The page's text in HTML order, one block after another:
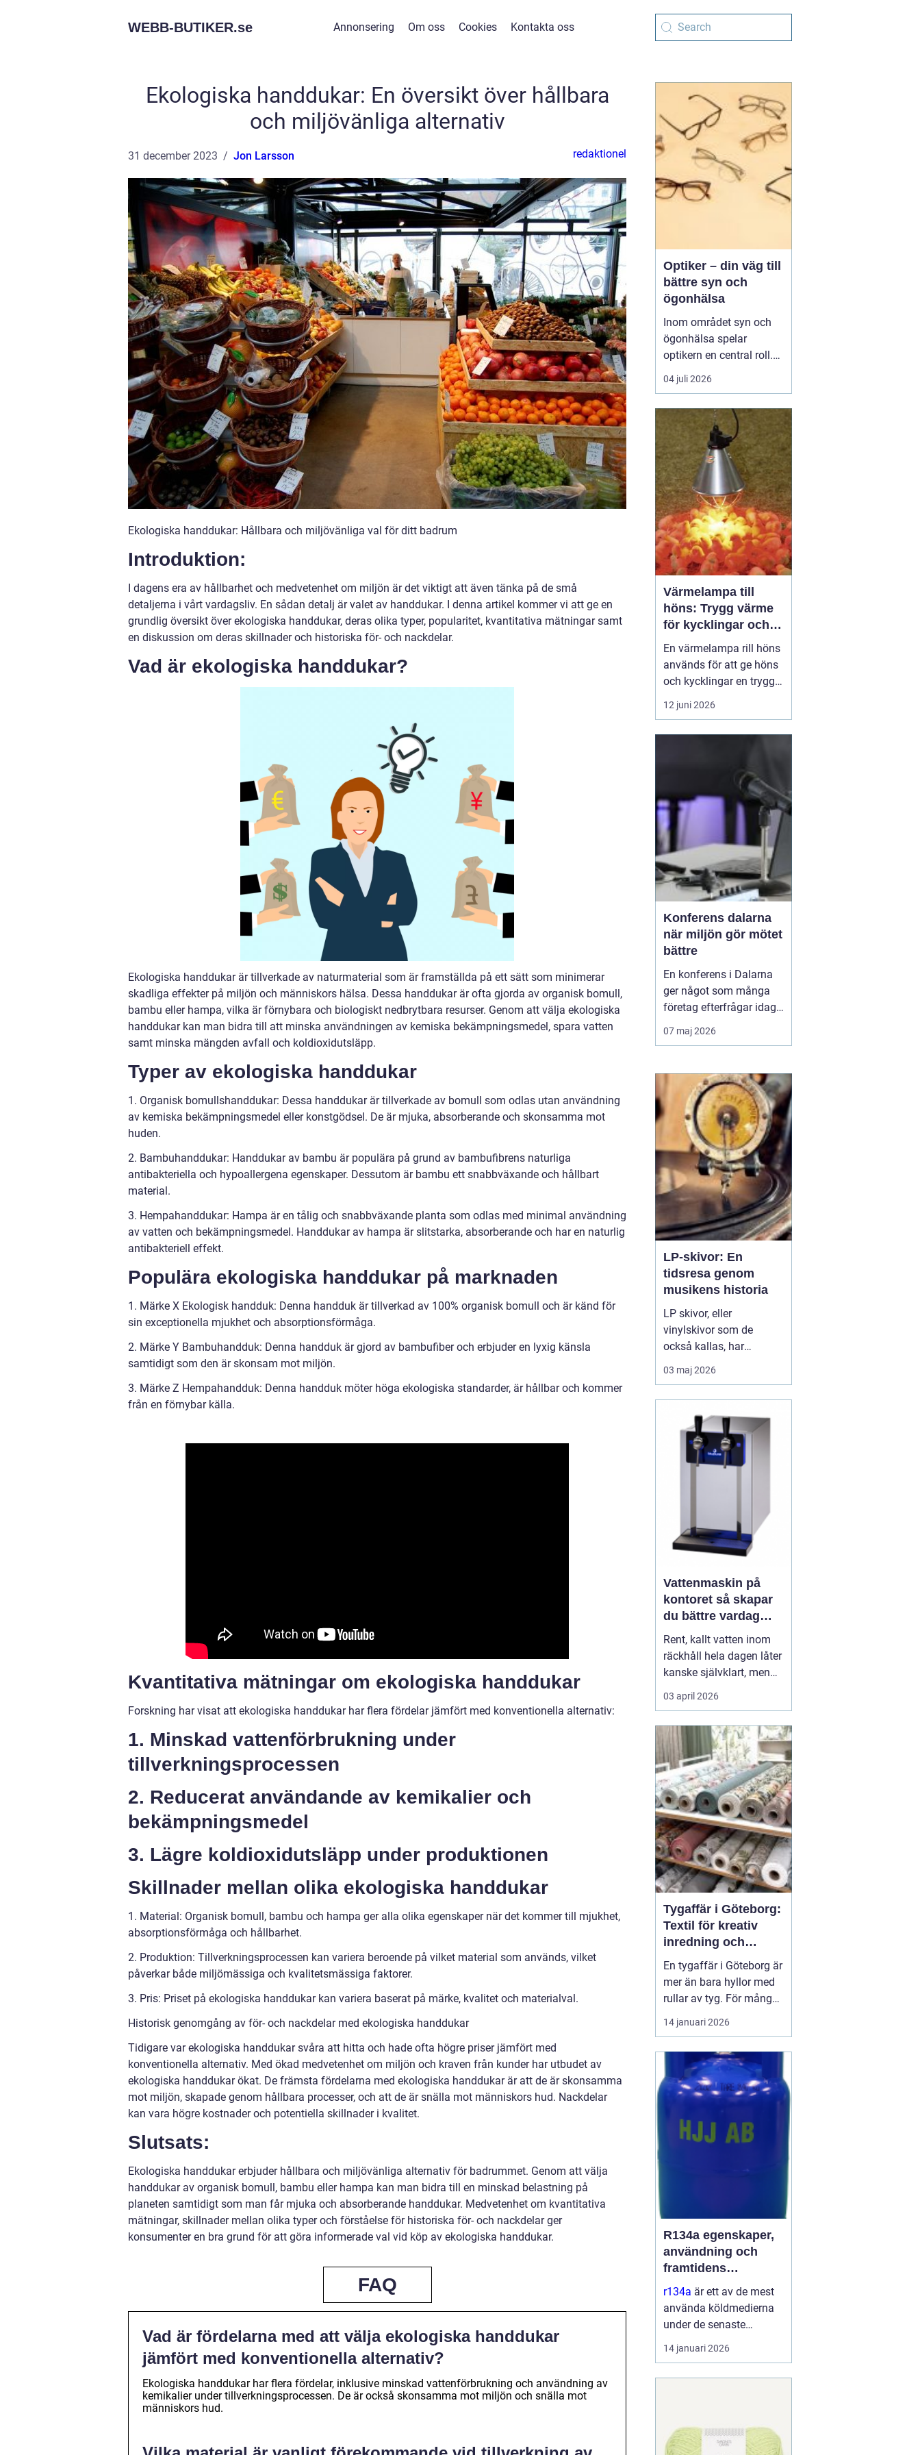
WEBB-BUTIKER.se Annonsering Om oss Cookies Kontakta oss
Ekologiska handdukar: En översikt över hållbara
och miljövänliga alternativ
31 december 2023 Jon Larsson redaktionel
Ekologiska handdukar: Hållbara och miljövänliga val för ditt badrum
Introduktion:
I dagens era av hållbarhet och medvetenhet om miljön är det viktigt att även tänka på de små
detaljerna i vårt vardagsliv. En sådan detalj är valet av handdukar. I denna artikel kommer vi att ge en
grundlig översikt över ekologiska handdukar, deras olika typer, popularitet, kvantitativa mätningar samt
en diskussion om deras skillnader och historiska för- och nackdelar.
Vad är ekologiska handdukar?
Ekologiska handdukar är tillverkade av naturmaterial som är framställda på ett sätt som minimerar
skadliga effekter på miljön och människors hälsa. Dessa handdukar är ofta gjorda av organisk bomull,
bambu eller hampa, vilka är förnybara och biologiskt nedbrytbara resurser. Genom att välja ekologiska
handdukar kan man bidra till att minska användningen av kemiska bekämpningsmedel, spara vatten
samt minska mängden avfall och koldioxidutsläpp.
Typer av ekologiska handdukar
1. Organisk bomullshanddukar: Dessa handdukar är tillverkade av bomull som odlas utan användning
av kemiska bekämpningsmedel eller konstgödsel. De är mjuka, absorberande och skonsamma mot
huden.
2. Bambuhanddukar: Handdukar av bambu är populära på grund av bambufibrens naturliga
antibakteriella och hypoallergena egenskaper. Dessutom är bambu ett snabbväxande och hållbart
material.
3. Hempahanddukar: Hampa är en tålig och snabbväxande planta som odlas med minimal användning
av vatten och bekämpningsmedel. Handdukar av hampa är slitstarka, absorberande och har en naturlig
antibakteriell effekt.
Populära ekologiska handdukar på marknaden
1. Märke X Ekologisk handduk: Denna handduk är tillverkad av 100% organisk bomull och är känd för
sin exceptionella mjukhet och absorptionsförmåga.
2. Märke Y Bambuhandduk: Denna handduk är gjord av bambufiber och erbjuder en lyxig känsla
samtidigt som den är skonsam mot miljön.
3. Märke Z Hempahandduk: Denna handduk möter höga ekologiska standarder, är hållbar och kommer
från en förnybar källa.
Kvantitativa mätningar om ekologiska handdukar
Forskning har visat att ekologiska handdukar har flera fördelar jämfört med konventionella alternativ:
1. Minskad vattenförbrukning under
tillverkningsprocessen
2. Reducerat användande av kemikalier och
bekämpningsmedel
3. Lägre koldioxidutsläpp under produktionen
Skillnader mellan olika ekologiska handdukar
1. Material: Organisk bomull, bambu och hampa ger alla olika egenskaper när det kommer till mjukhet,
absorptionsförmåga och hållbarhet.
2. Produktion: Tillverkningsprocessen kan variera beroende på vilket material som används, vilket
påverkar både miljömässiga och kvalitetsmässiga faktorer.
3. Pris: Priset på ekologiska handdukar kan variera baserat på märke, kvalitet och materialval.
Historisk genomgång av för- och nackdelar med ekologiska handdukar
Tidigare var ekologiska handdukar svåra att hitta och hade ofta högre priser jämfört med
konventionella alternativ. Med ökad medvetenhet om miljön och kraven från kunder har utbudet av
ekologiska handdukar ökat. De främsta fördelarna med ekologiska handdukar är att de är skonsamma
mot miljön, skapade genom hållbara processer, och att de är snälla mot människors hud. Nackdelar
kan vara högre kostnader och potentiella skillnader i kvalitet.
Slutsats:
Ekologiska handdukar erbjuder hållbara och miljövänliga alternativ för badrummet. Genom att välja
handdukar av organisk bomull, bambu eller hampa kan man bidra till en minskad belastning på
planeten samtidigt som man får mjuka och absorberande handdukar. Medvetenhet om kvantitativa
mätningar, skillnader mellan olika typer och förståelse för historiska för- och nackdelar ger
konsumenter en bra grund för att göra informerade val vid köp av ekologiska handdukar.
FAQ
Vad är fördelarna med att välja ekologiska handdukar
jämfört med konventionella alternativ?
Ekologiska handdukar har flera fördelar, inklusive minskad vattenförbrukning och användning av
kemikalier under tillverkningsprocessen. De är också skonsamma mot miljön och snälla mot
människors hud.
Optiker – din väg till
bättre syn och
ögonhälsa
Inom området syn och
ögonhälsa spelar
optikern en central roll.
Genom att regelbundet
besöka en optiker kan
kontrollerad, rådgivning
om synhjälpmedel samt
upprätthålla en god
ögonh&...
04 juli 2026
Värmelampa till
höns: Trygg värme
för kycklingar och
vuxna höns
En värmelampa rill höns
används för att ge höns
och kycklingar en trygg
och jämn värme när
omgivningstemperature
12 juni 2026
Konferens dalarna
när miljön gör mötet
bättre
En konferens i Dalarna
ger något som många
företag efterfrågar idag:
fokus, lugn och
upplevelser som faktiskt
varandra.
Kombinationen av
levande kultur, starka
traditioner och
storslagen natur skapar
en miljö där idéer får
fäste...
07 maj 2026
LP-skivor: En
tidsresa genom
musikens historia
LP skivor, eller
vinylskivor som de
också kallas, har
genomgått en förnyad
popularitet de senaste
digitaliseringen av musik
har dessa analoga
medier behållit sin plats i
många musikälskares
03 maj 2026
Vattenmaskin på
kontoret så skapar
du bättre vardag
med friskt vatten
Rent, kallt vatten inom
räckhåll hela dagen låter
kanske självklart, men
många arbetsplatser
saknar en genomtänkt
Envattenmaskingör mer
än att bara servera va...
03 april 2026
Tygaffär i Göteborg:
Textil för kreativ
inredning och
hållbara projekt
En tygaffär i Göteborg är
mer än bara hyllor med
rullar av tyg. För många
är den en kreativ
verkstad, en
samarbetspartner i både
små och stora
inredningsprojekt. När
14 januari 2026
R134a egenskaper,
användning och
framtidens
alternativ
r134a är ett av de mest
använda köldmedierna
under de senaste
decennierna. Det har
haft en central roll i kyl-
kommersiella kylmöbler
och värmepumpar. Sa...
14 januari 2026